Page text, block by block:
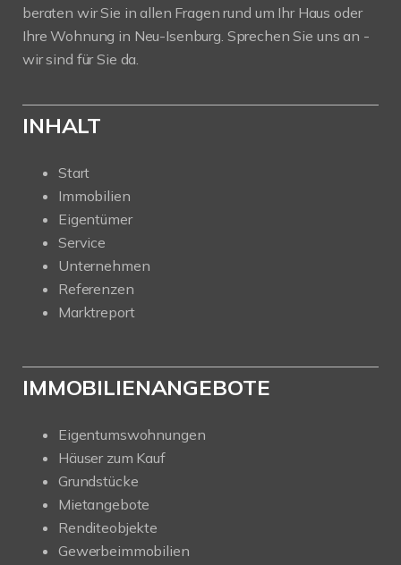
beraten wir Sie in allen Fragen rund um Ihr Haus oder
Ihre Wohnung in Neu-Isenburg. Sprechen Sie uns an -
wir sind für Sie da.
INHALT
Start
Immobilien
Eigentümer
Service
Unternehmen
Referenzen
Marktreport
IMMOBILIENANGEBOTE
Eigentumswohnungen
Häuser zum Kauf
Grundstücke
Mietangebote
Renditeobjekte
Gewerbeimmobilien